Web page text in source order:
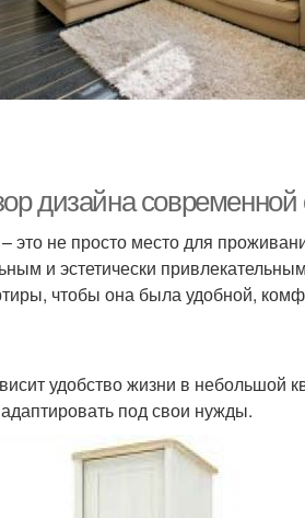
дизайна
не просто место для
и эстетически
чтобы она была удобной,
удобство жизни в небольшой
под свои нужды.